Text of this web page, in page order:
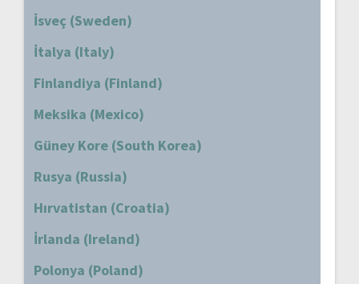
İsveç (Sweden)
İtalya (Italy)
Finlandiya (Finland)
Meksika (Mexico)
Güney Kore (South Korea)
Rusya (Russia)
Hırvatistan (Croatia)
İrlanda (Ireland)
Polonya (Poland)